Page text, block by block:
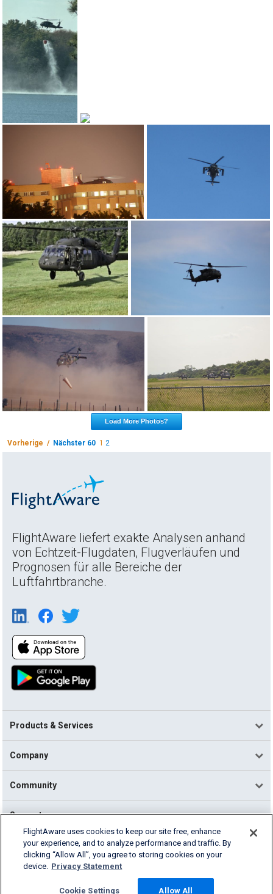
Load More Photos?
Vorherige / Nächster 60 12
FlightAware liefert exakte Analysen anhand
von Echtzeit-Flugdaten, Flugverläufen und
Prognosen für alle Bereiche der
Luftfahrtbranche.
Products & Services
Company
Community
Support
English (USA)
2026 FlightAware
Cookie Settings
FlightAware uses cookies to keep our site free, enhance
your experience, and to analyze performance and traffic. By
clicking “Allow All”, you agree to storing cookies on your
device. Privacy Statement
Cookie Settings Allow All